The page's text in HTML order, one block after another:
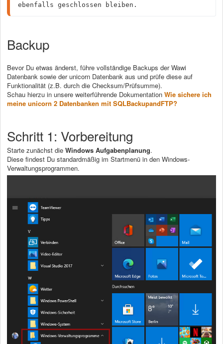
ebenfalls geschlossen bleiben.
Backup
Bevor Du etwas änderst, führe vollständige Backups der Wawi
Datenbank sowie der unicorn Datenbank aus und prüfe diese auf
Funktionalität (z.B. durch die Checksum/Prüfsumme).
Schau hierzu in unsere weiterführende Dokumentation Wie sichere ich
meine unicorn 2 Datenbanken mit SQLBackupandFTP?
Schritt 1: Vorbereitung
Starte zunächst die Windows Aufgabenplanung.
Diese findest Du standardmäßig im Startmenü in den Windows-
Verwaltungsprogrammen.